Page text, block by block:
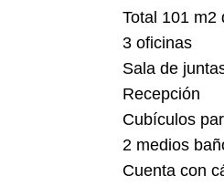
Total 101 m2
3 oficinas
Sala de
Recepción
Cubículos
2 medios
Cuenta con